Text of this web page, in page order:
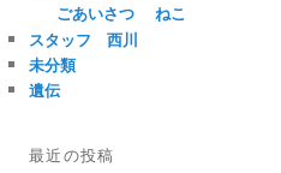
ごあいさつ
ねこ
スタッフ 西川
未分類
遺伝
最近の投稿